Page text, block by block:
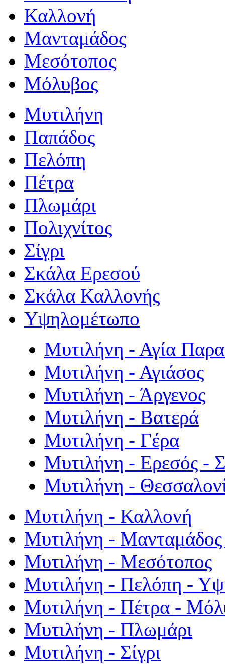
Καλλονή
Μανταμάδος
Μεσότοπος
Μόλυβος
Μυτιλήνη
Παπάδος
Πελόπη
Πέτρα
Πλωμάρι
Πολιχνίτος
Σίγρι
Σκάλα Ερεσού
Σκάλα Καλλονής
Υψηλομέτωπο
Μυτιλήνη - Αγία
Μυτιλήνη - Αγιάσος
Μυτιλήνη - Άργενος
Μυτιλήνη - Βατερά
Μυτιλήνη - Γέρα
Μυτιλήνη - Ερεσός -
Μυτιλήνη -
Μυτιλήνη - Καλλονή
Μυτιλήνη - Μανταμάδος
Μυτιλήνη - Μεσότοπος
Μυτιλήνη - Πελόπη -
Μυτιλήνη - Πέτρα -
Μυτιλήνη - Πλωμάρι
Μυτιλήνη - Σίγρι